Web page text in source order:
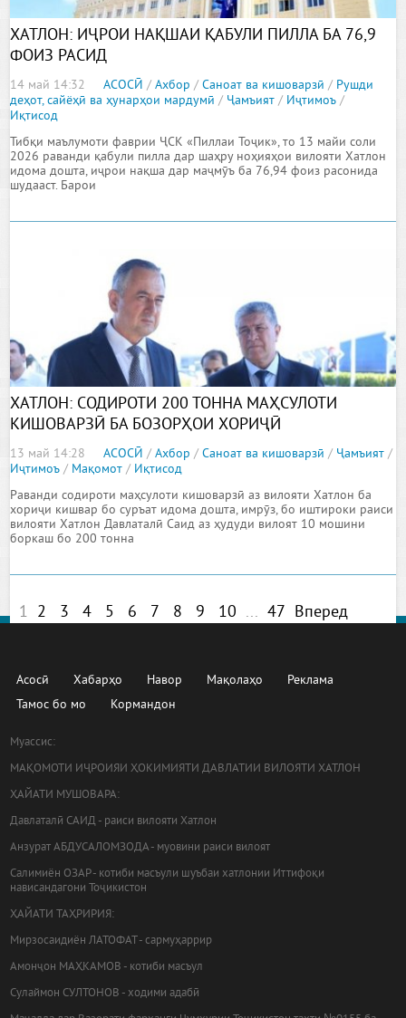
ХАТЛОН: ИҶРОИ НАҚШАИ ҚАБУЛИ ПИЛЛА БА 76,9
ФОИЗ РАСИД
14 май 14:32 АСОСӢ /Ахбор /Саноат ва кишоварзӣ / Рушди
деҳот, сайёҳӣ ва ҳунарҳои мардумӣ / Ҷамъият / Иҷтимоъ /
Иқтисод
Тибқи маълумоти фаврии ҶСК «Пиллаи Тоҷик», то 13 майи соли
2026 раванди қабули пилла дар шаҳру ноҳияҳои вилояти Хатлон
идома дошта, иҷрои нақша дар маҷмӯъ ба 76,94 фоиз расонида
шудааст. Барои
ХАТЛОН: СОДИРОТИ 200 ТОННА МАҲСУЛОТИ
КИШОВАРЗӢ БА БОЗОРҲОИ ХОРИҶӢ
13 май 14:28 АСОСӢ /Ахбор /Саноат ва кишоварзӣ / Ҷамъият /
Иҷтимоъ / Мақомот / Иқтисод
Раванди содироти маҳсулоти кишоварзӣ аз вилояти Хатлон ба
хориҷи кишвар бо суръат идома дошта, имрӯз, бо иштироки раиси
вилояти Хатлон Давлаталӣ Саид аз ҳудуди вилоят 10 мошини
боркаш бо 200 тонна
1 2 3 4 5 6 7 8 9 10 ... 47 Вперед
Асосӣ Хабарҳо Навор Мақолаҳо
Реклама
Тамос бо мо
Кормандон
Муассис:
МАҚОМОТИ ИҶРОИЯИ ҲОКИМИЯТИ ДАВЛАТИИ ВИЛОЯТИ ХАТЛОН
ҲАЙАТИ МУШОВАРА:
Давлаталӣ САИД - раиси вилояти Хатлон
Анзурат АБДУСАЛОМЗОДА - муовини раиси вилоят
Салимиён ОЗАР - котиби масъули шуъбаи хатлонии Иттифоқи
нависандагони Тоҷикистон
ҲАЙАТИ ТАҲРИРИЯ:
Мирзосаидиён ЛАТОФАТ - сармуҳаррир
Амонҷон МАҲКАМОВ - котиби масъул
Сулаймон СУЛТОНОВ - ходими адабӣ